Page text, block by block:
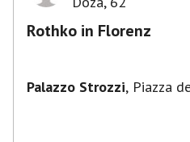
Rothko in Florenz
Palazzo Strozzi, Piazza